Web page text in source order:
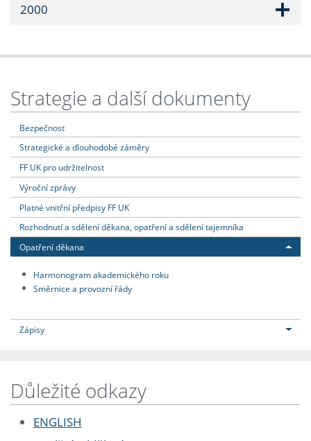
2000
Strategie a další dokumenty
Bezpečnost
Strategické a dlouhodobé záměry
FF UK pro udržitelnost
Výroční zprávy
Platné vnitřní předpisy FF UK
Rozhodnutí a sdělení děkana, opatření a sdělení tajemníka
Opatření děkana
Harmonogram akademického roku
Směrnice a provozní řády
Zápisy
Důležité odkazy
ENGLISH